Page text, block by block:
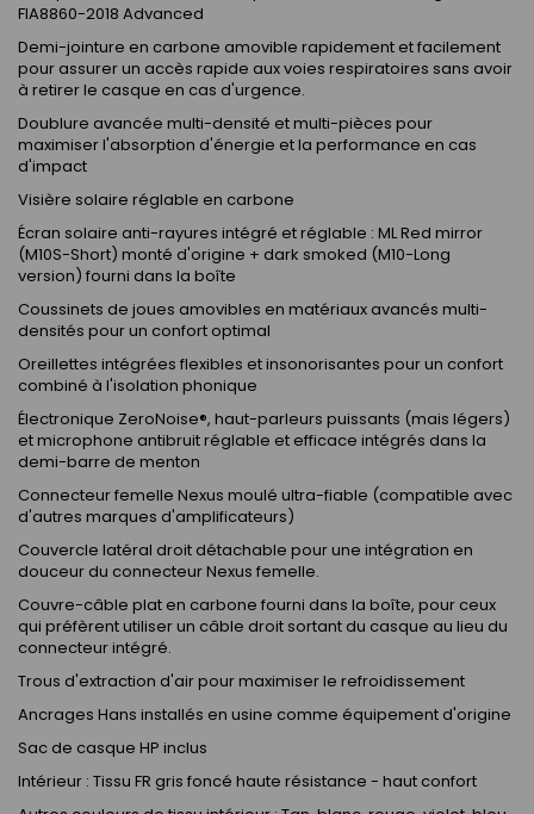
FIA8860-2018 Advanced
Demi-jointure en carbone amovible rapidement et facilement
pour assurer un accès rapide aux voies respiratoires sans avoir
à retirer le casque en cas d'urgence.
Doublure avancée multi-densité et multi-pièces pour
maximiser l'absorption d'énergie et la performance en cas
d'impact
Visière solaire réglable en carbone
Écran solaire anti-rayures intégré et réglable : ML Red mirror
(M10S-Short) monté d'origine + dark smoked (M10-Long
version) fourni dans la boîte
Coussinets de joues amovibles en matériaux avancés multi-
densités pour un confort optimal
Oreillettes intégrées flexibles et insonorisantes pour un confort
combiné à l'isolation phonique
Électronique ZeroNoise®, haut-parleurs puissants (mais légers)
et microphone antibruit réglable et efficace intégrés dans la
demi-barre de menton
Connecteur femelle Nexus moulé ultra-fiable (compatible avec
d'autres marques d'amplificateurs)
Couvercle latéral droit détachable pour une intégration en
douceur du connecteur Nexus femelle.
Couvre-câble plat en carbone fourni dans la boîte, pour ceux
qui préfèrent utiliser un câble droit sortant du casque au lieu du
connecteur intégré.
Trous d'extraction d'air pour maximiser le refroidissement
Ancrages Hans installés en usine comme équipement d'origine
Sac de casque HP inclus
Intérieur : Tissu FR gris foncé haute résistance - haut confort